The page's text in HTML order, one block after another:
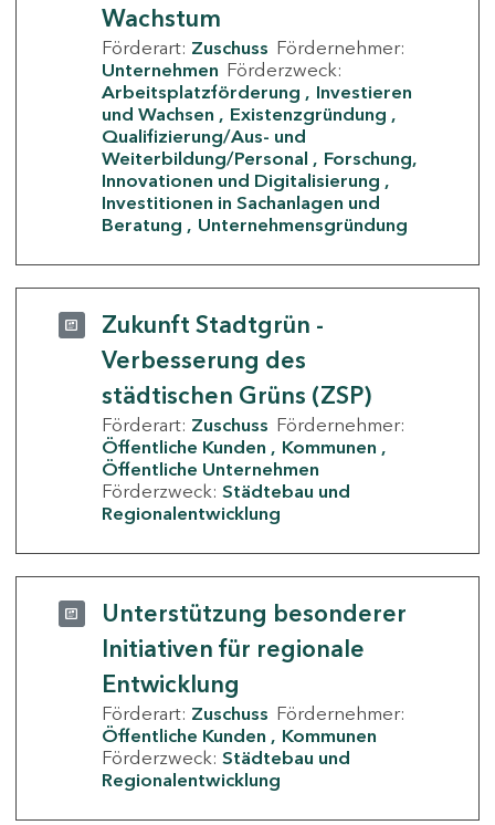
Wachstum
Förderart: Zuschuss Fördernehmer:
Unternehmen Förderzweck:
Arbeitsplatzförderung
Investieren
und Wachsen
Existenzgründung
Qualifizierung/Aus- und
Weiterbildung/Personal
Forschung,
Innovationen und Digitalisierung
Investitionen in Sachanlagen und
Beratung
Unternehmensgründung
Zukunft Stadtgrün -
Verbesserung des
städtischen Grüns (ZSP)
Förderart: Zuschuss Fördernehmer:
Öffentliche Kunden
Kommunen
Öffentliche Unternehmen
Förderzweck: Städtebau und
Regionalentwicklung
Unterstützung besonderer
Initiativen für regionale
Entwicklung
Förderart: Zuschuss Fördernehmer:
Öffentliche Kunden
Kommunen
Förderzweck: Städtebau und
Regionalentwicklung